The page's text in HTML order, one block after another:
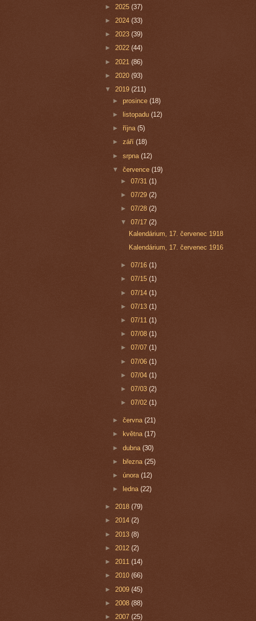
► 2025 (37)
► 2024 (33)
► 2023 (39)
► 2022 (44)
► 2021 (86)
► 2020 (93)
▼ 2019 (211)
► prosince(18)
►
listopadu(12)
►října(5)
►září(18)
►srpna(12)
▼července(19)
► 07/31 (1)
► 07/29 (2)
► 07/28 (2)
▼ 07/17 (2)
Kalendárium, 17. červenec 1918
Kalendárium, 17. červenec 1916
► 07/16 (1)
► 07/15 (1)
► 07/14 (1)
► 07/13 (1)
► 07/11 (1)
► 07/08 (1)
► 07/07 (1)
► 07/06 (1)
► 07/04 (1)
► 07/03 (2)
► 07/02 (1)
►června(21)
►
května(17)
►dubna(30)
►
března(25)
►února(12)
►
ledna(22)
► 2018 (79)
► 2014 (2)
► 2013 (8)
► 2012 (2)
► 2011 (14)
► 2010 (66)
► 2009 (45)
► 2008 (88)
► 2007 (25)